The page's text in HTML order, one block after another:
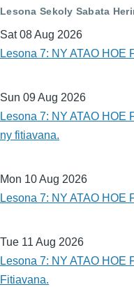
Lesona Sekoly Sabata
Sat 08 Aug 2026
Lesona 7: NY ATAO HOE
Sun 09 Aug 2026
Lesona 7: NY ATAO HOE
ny fitiavana.
Mon 10 Aug 2026
Lesona 7: NY ATAO HOE
Tue 11 Aug 2026
Lesona 7: NY ATAO HOE
Fitiavana.